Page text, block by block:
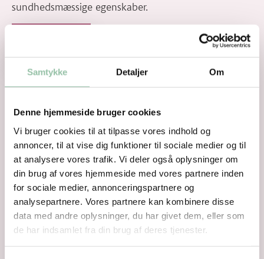
Samtykke Detaljer Om
Denne hjemmeside bruger cookies
Vi bruger cookies til at tilpasse vores indhold og
annoncer, til at vise dig funktioner til sociale medier og til
at analysere vores trafik. Vi deler også oplysninger om
din brug af vores hjemmeside med vores partnere inden
for sociale medier, annonceringspartnere og
analysepartnere. Vores partnere kan kombinere disse
data med andre oplysninger, du har givet dem, eller som
de har indsamlet fra din brug af deres tjenester.
sundhedsmæssige egenskaber.